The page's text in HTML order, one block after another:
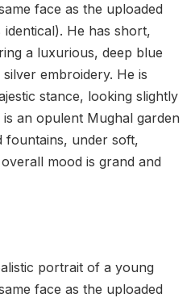
face as the uploaded
He has short,
a luxurious, deep blue
embroidery. He is
stance, looking slightly
an opulent Mughal garden
fountains, under soft,
mood is grand and
portrait of a young
face as the uploaded